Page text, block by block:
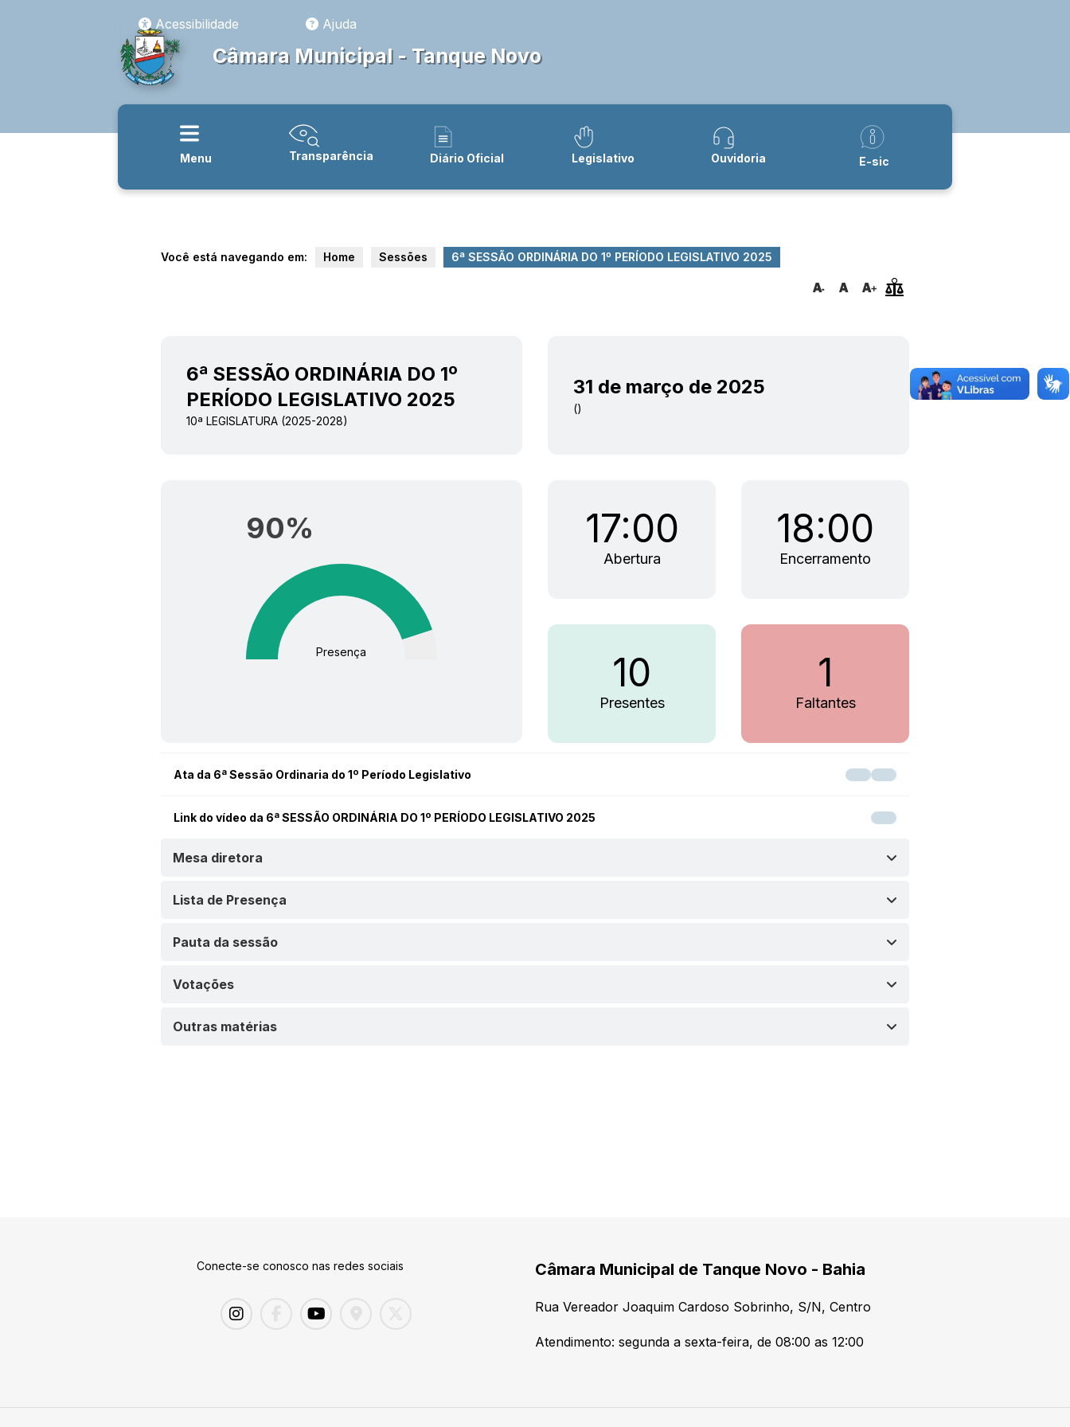
Acessibilidade Ajuda
Câmara Municipal - Tanque Novo
Menu Transparência Diário Oficial Legislativo Ouvidoria E-sic
Você está navegando em: Home Sessões 6ª SESSÃO ORDINÁRIA DO 1º PERÍODO LEGISLATIVO 2025
6ª SESSÃO ORDINÁRIA DO 1º
PERÍODO LEGISLATIVO 2025
10ª LEGISLATURA (2025-2028)
31 de março de 2025
()
90%
Presença
17:00
Abertura
18:00
Encerramento
10
Presentes
1
Faltantes
Ata da 6ª Sessão Ordinaria do 1º Período Legislativo
Link do vídeo da 6ª SESSÃO ORDINÁRIA DO 1º PERÍODO LEGISLATIVO 2025
Mesa diretora
Lista de Presença
Pauta da sessão
Votações
Outras matérias
Conecte-se conosco nas redes sociais Câmara Municipal de Tanque Novo - Bahia
Rua Vereador Joaquim Cardoso Sobrinho, S/N, Centro
Atendimento: segunda a sexta-feira, de 08:00 as 12:00